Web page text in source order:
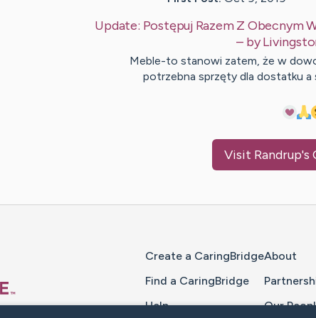
Update: Postępuj Razem Z Obecnym
– by
Meble-to stanowi zatem, że w
potrzebna sprzęty dla dostatku
Visit Randrup's
Create a CaringBridge
Find a CaringBridge
Help
About
Our